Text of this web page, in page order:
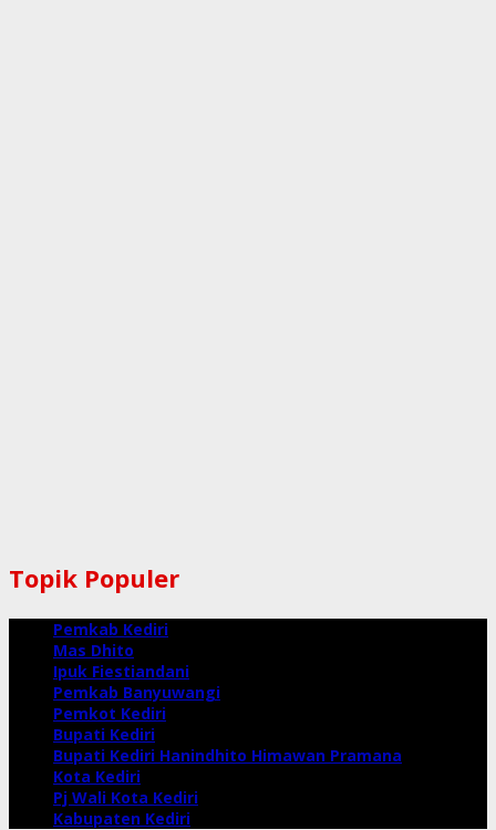
Topik Populer
Pemkab Kediri
Mas Dhito
Ipuk Fiestiandani
Pemkab Banyuwangi
Pemkot Kediri
Bupati Kediri
Bupati Kediri Hanindhito Himawan Pramana
Kota Kediri
Pj Wali Kota Kediri
Kabupaten Kediri